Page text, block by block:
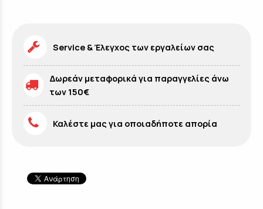
Service & Έλεγχος των εργαλείων σας
Δωρεάν μεταφορικά για παραγγελίες άνω
των 150€
Καλέστε μας για οποιαδήποτε απορία